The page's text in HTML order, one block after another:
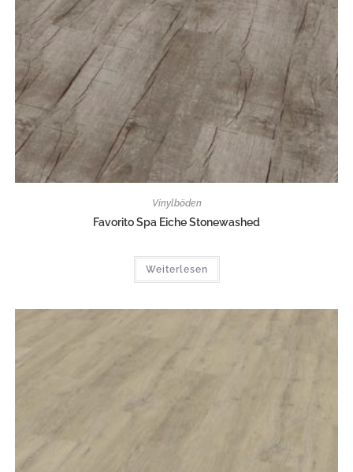
Vinylböden
Favorito Spa Eiche Stonewashed
Weiterlesen